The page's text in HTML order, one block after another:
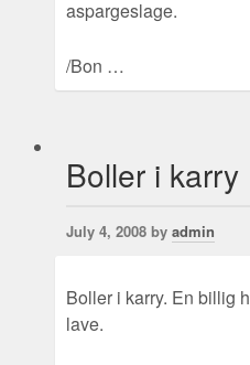
aspargeslage.
/Bon …
Boller i karry
July 4, 2008 by admin
Boller i karry. En billig
lave.